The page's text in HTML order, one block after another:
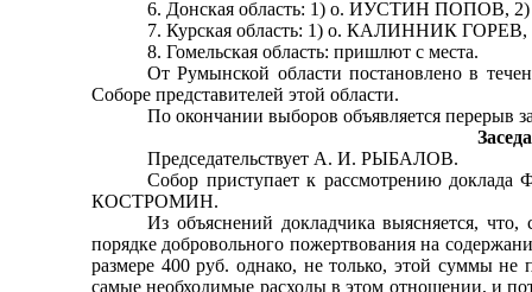
6. Донская область: 1) о. ИУСТИН
7. Курская область: 1) о. КАЛИННИК
8. Гомельская область: пришлют с места.
От Румынской области постановлено в
Соборе представителей этой области.
По окончании выборов объявляется перерыв
Председательствует А. И. РЫБАЛОВ.
Собор приступает к рассмотрению
КОСТРОМИН.
Из объяснений докладчика выясняется, что,
порядке добровольного пожертвования на
размере 400 руб. однако, не только, этой суммы
самые необходимые расходы в этом отношении, и